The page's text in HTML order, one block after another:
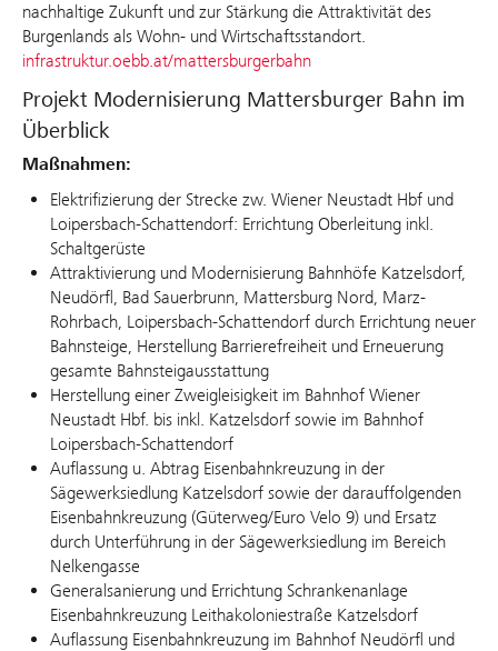
nachhaltige Zukunft und zur Stärkung die Attraktivität des
Burgenlands als Wohn- und Wirtschaftsstandort.
infrastruktur.oebb.at/mattersburgerbahn
Projekt Modernisierung Mattersburger Bahn im
Überblick
Maßnahmen:
Elektrifizierung der Strecke zw. Wiener Neustadt Hbf und
Loipersbach-Schattendorf: Errichtung Oberleitung inkl.
Schaltgerüste
Attraktivierung und Modernisierung Bahnhöfe Katzelsdorf,
Neudörfl, Bad Sauerbrunn, Mattersburg Nord, Marz-
Rohrbach, Loipersbach-Schattendorf durch Errichtung neuer
Bahnsteige, Herstellung Barrierefreiheit und Erneuerung
gesamte Bahnsteigausstattung
Herstellung einer Zweigleisigkeit im Bahnhof Wiener
Neustadt Hbf. bis inkl. Katzelsdorf sowie im Bahnhof
Loipersbach-Schattendorf
Auflassung u. Abtrag Eisenbahnkreuzung in der
Sägewerksiedlung Katzelsdorf sowie der darauffolgenden
Eisenbahnkreuzung (Güterweg/Euro Velo 9) und Ersatz
durch Unterführung in der Sägewerksiedlung im Bereich
Nelkengasse
Generalsanierung und Errichtung Schrankenanlage
Eisenbahnkreuzung Leithakoloniestraße Katzelsdorf
Auflassung Eisenbahnkreuzung im Bahnhof Neudörfl und